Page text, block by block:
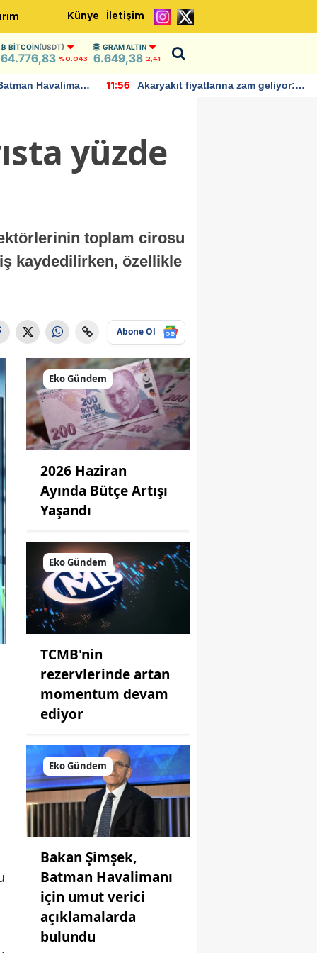
Künye İletişim
BITCOIN(USDT)
64.776,83 %0.043
GRAM ALTIN
6.649,38 2,41
Havalimanı
11:56
Akaryakıt fiyatlarına zam geliyor:
yüzde
toplam cirosu
kaydedilirken, özellikle
Abone Ol
Eko Gündem
2026 Haziran
Ayında Bütçe Artışı
Yaşandı
Eko Gündem
TCMB'nin
rezervlerinde artan
momentum devam
ediyor
Eko Gündem
Bakan Şimşek,
Batman Havalimanı
için umut verici
açıklamalarda
bulundu